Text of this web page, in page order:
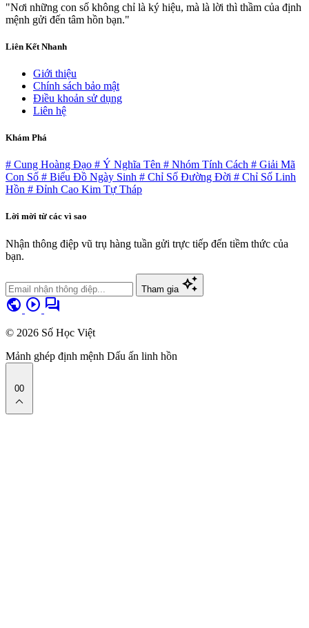
"Nơi những con số không chỉ là ký hiệu, mà là lời thì thầm của định
mệnh gửi đến tâm hồn bạn."
Liên Kết Nhanh
Giới thiệu
Chính sách bảo mật
Điều khoản sử dụng
Liên hệ
Khám Phá
# Cung Hoàng Đạo # Ý Nghĩa Tên # Nhóm Tính Cách # Giải Mã
Con Số # Biểu Đồ Ngày Sinh # Chỉ Số Đường Đời # Chỉ Số Linh
Hồn # Đỉnh Cao Kim Tự Tháp
Lời mời từ các vì sao
Nhận thông điệp vũ trụ hàng tuần gửi trực tiếp đến tiềm thức của
bạn.
Tham gia auto_awesome
public play_circle forum
© 2026 Số Học Việt
Mảnh ghép định mệnh Dấu ấn linh hồn
00
expand_less